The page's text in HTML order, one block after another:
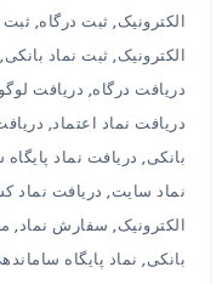
الکترونیک, ثبت درگاه,
الکترونیک, ثبت نماد بانکی,
دریافت درگاه, دریافت لوگو
دریافت نماد اعتماد,
بانکی, دریافت نماد
نماد سایت, دریافت نماد
الکترونیک, سفارش نماد,
بانکی, نماد پایگاه